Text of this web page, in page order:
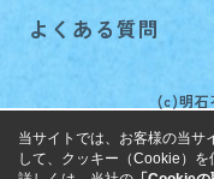
よくある質問
(c)明石
当サイトでは、お客様の当サ
して、クッキー（Cookie）を